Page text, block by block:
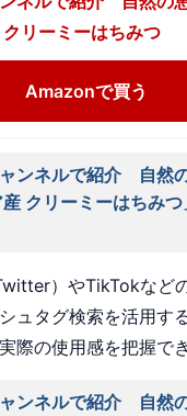
リーミーはちみつ
Amazonで買う
ャンネルで紹介 自然
クリーミーはちみつ
）やTikTokなど
ュタグ検索を活用す
際の使用感を把握で
ャンネルで紹介 自然